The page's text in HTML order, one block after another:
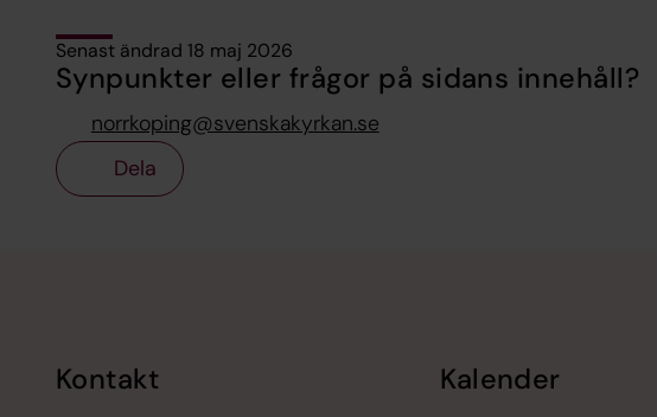
Senast ändrad 18 maj 2026
Synpunkter eller frågor på sidans innehåll?
norrkoping@svenskakyrkan.se
Dela
Kontakt Kalender